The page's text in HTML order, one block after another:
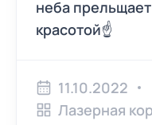
неба
красотой☝
11.10.2022
Лазерная